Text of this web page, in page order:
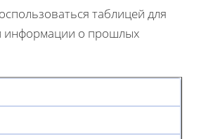
таблицей для
информации о прошлых